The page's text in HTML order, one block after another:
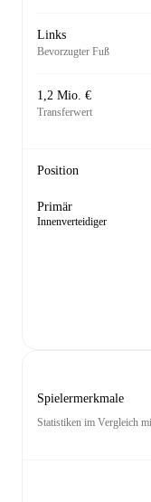
Links
Bevorzugter Fuß
1,2 Mio. €
Transferwert
Position
Primär
Innenverteidiger
Spielermerkmale
Statistiken im Vergleich